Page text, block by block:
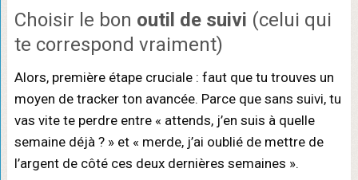
Choisir le bon outil de suivi (celui qui
te correspond vraiment)
Alors, première étape cruciale : faut que tu trouves un
moyen de tracker ton avancée. Parce que sans suivi, tu
vas vite te perdre entre « attends, j’en suis à quelle
semaine déjà ? » et « merde, j’ai oublié de mettre de
l’argent de côté ces deux dernières semaines ».